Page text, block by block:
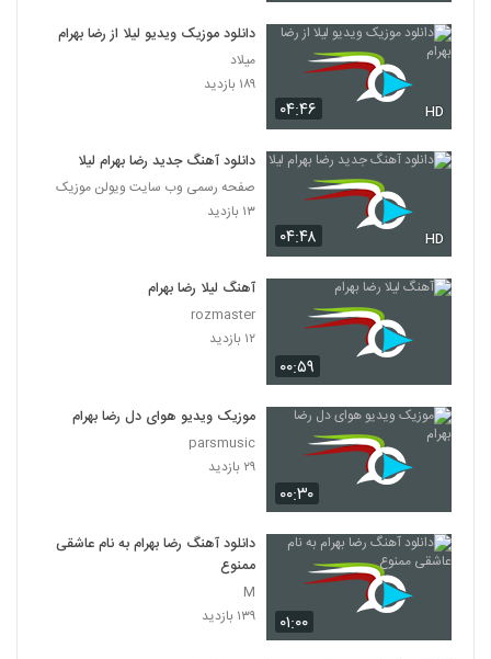
۰۴:۴۶ HD
دانلود موزیک ویدیو لیلا از رضا بهرام
میلاد
۱۸۹ بازدید
۰۴:۴۸ HD
دانلود آهنگ جدید رضا بهرام لیلا
صفحه رسمی وب سایت ویولن موزیک
۱۳ بازدید
۰۰:۵۹
آهنگ لیلا رضا بهرام
rozmaster
۱۲ بازدید
۰۰:۳۰
موزیک ویدیو هوای دل رضا بهرام
parsmusic
۲۹ بازدید
۰۱:۰۰
دانلود آهنگ رضا بهرام به نام عاشقی
ممنوع
M
۱۳۹ بازدید